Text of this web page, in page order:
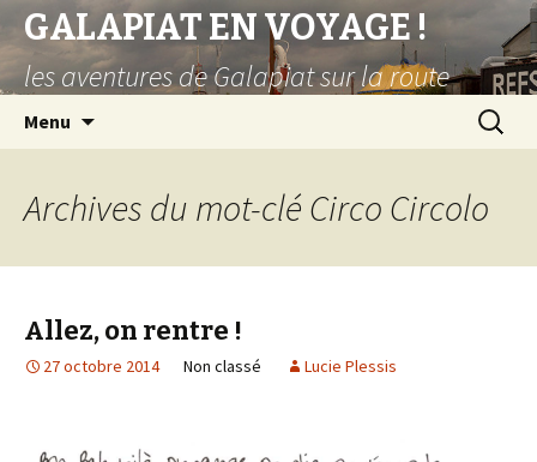
GALAPIAT EN VOYAGE !
les aventures de Galapiat sur la route
Menu
principal
Archives du mot-clé Circo Circolo
Allez, on rentre !
27 octobre 2014 Non classé Lucie Plessis